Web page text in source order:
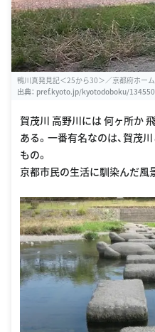
鴨川真発見記＜25から30＞／京都府ホー
出典： pref.kyoto.jp/kyotodoboku/
賀茂川 高野川には 何ヶ所か
ある。一番有名なのは、賀茂
もの。
京都市民の生活に馴染んだ風